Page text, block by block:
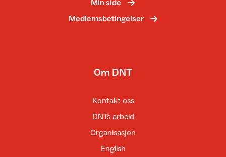
Min side
Medlemsbetingelser
Om DNT
Kontakt oss
DNTs arbeid
Organisasjon
English